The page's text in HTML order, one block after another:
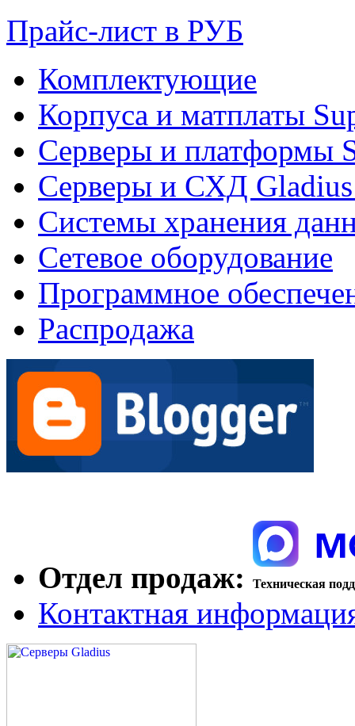
Прайc-лист в РУБ
Комплектующие
Корпуса и матплаты
Серверы и платформы
Серверы и СХД Gladius
Системы хранения
Сетевое оборудование
Программное
Распродажа
Отдел продаж: Техническая
Контактная